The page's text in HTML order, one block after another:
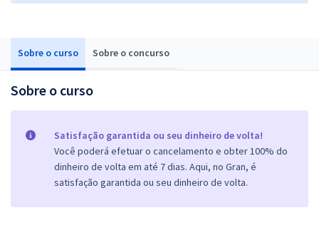
Sobre o curso Sobre o concurso
Sobre o curso
Satisfação garantida ou seu dinheiro de volta!
Você poderá efetuar o cancelamento e obter 100% do
dinheiro de volta em até 7 dias. Aqui, no Gran, é
satisfação garantida ou seu dinheiro de volta.